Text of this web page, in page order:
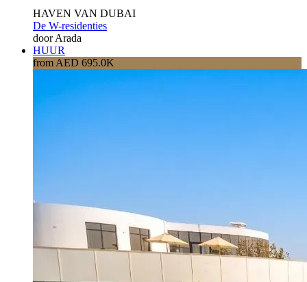
HAVEN VAN DUBAI
De W-residenties
door Arada
HUUR
from AED 695.0K